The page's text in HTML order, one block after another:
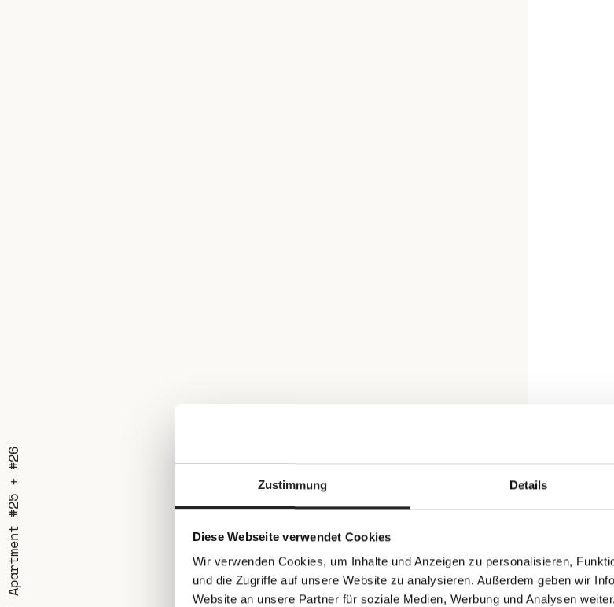
Zustimmung Details
Diese Webseite verwendet Cookies
Wir verwenden Cookies, um Inhalte und Anzeigen zu personalisieren,
und die Zugriffe auf unsere Website zu analysieren. Außerdem geben wir
Website an unsere Partner für soziale Medien, Werbung und Analysen
Apartment #25 + #26